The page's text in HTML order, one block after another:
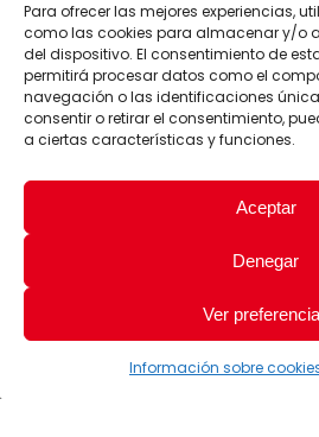
Para ofrecer las mejores experiencias,
como las cookies para almacenar y/o
del dispositivo. El consentimiento de
permitirá procesar datos como el
navegación o las identificaciones
consentir o retirar el consentimiento,
a ciertas características y funciones.
Aceptar
Denegar
Ver
Información sobre